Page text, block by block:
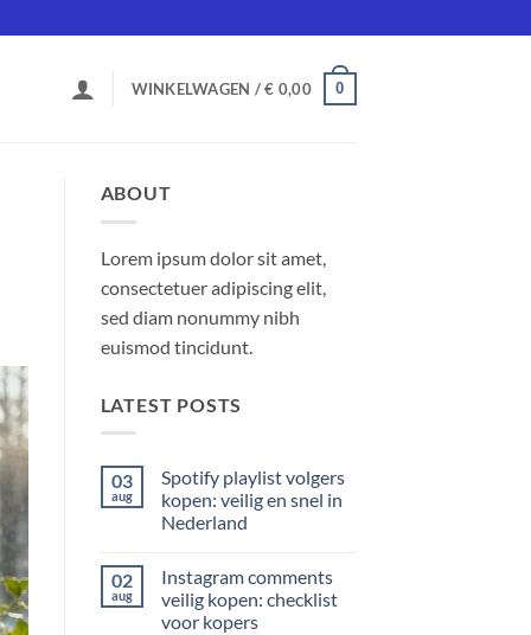
WINKELWAGEN /€ 0,00 0
ABOUT
Lorem ipsum dolor sit amet,
consectetuer adipiscing elit,
sed diam nonummy nibh
euismod tincidunt.
LATEST POSTS
03
aug
Spotify playlist volgers
kopen: veilig en snel in
Nederland
op
Spotify
playlist
volgers
02
aug
Instagram comments
veilig kopen: checklist
voor kopers